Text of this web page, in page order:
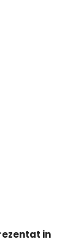
in